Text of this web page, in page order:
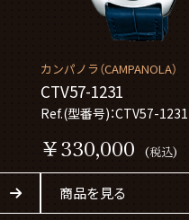
カンパノラ（CAMPANOLA）
CTV57-1231
Ref.(型番号)：CTV57-1231
￥330,000 (税込)
商品を見る